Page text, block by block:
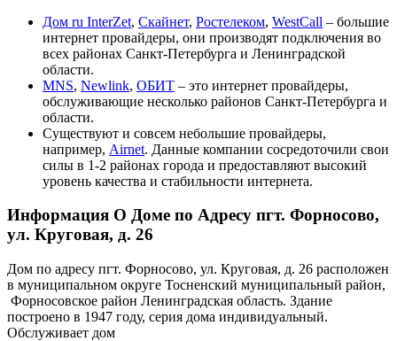
Дом ru InterZet, Скайнет, Ростелеком, WestCall – большие
интернет провайдеры, они производят подключения во
всех районах Санкт-Петербурга и Ленинградской
области.
MNS, Newlink, ОБИТ – это интернет провайдеры,
обслуживающие несколько районов Санкт-Петербурга и
области.
Существуют и совсем небольшие провайдеры,
например, Airnet. Данные компании сосредоточили свои
силы в 1-2 районах города и предоставляют высокий
уровень качества и стабильности интернета.
Информация О Доме по Адресу пгт. Форносово,
ул. Круговая, д. 26
Дом по адресу пгт. Форносово, ул. Круговая, д. 26 расположен
в муниципальном округе Тосненский муниципальный район,
Форносовское район Ленинградская область. Здание
построено в 1947 году, серия дома индивидуальный.
Обслуживает дом